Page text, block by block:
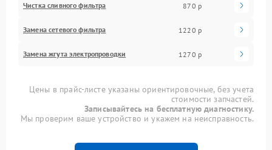
Чистка сливного фильтра 870 р
Замена сетевого фильтра 1220 р
Замена жгута электропроводки 1270 р
Цены в прайс-листе указаны ориентировочные, без учета
стоимости запчастей.
Записывайтесь на бесплатную диагностику.
Мы проверим ваше устройство и укажем на неисправность.